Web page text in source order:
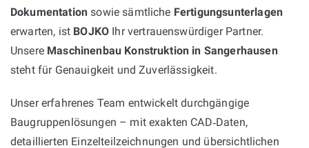
Dokumentation sowie sämtliche Fertigungsunterlagen
erwarten, ist BOJKO Ihr vertrauenswürdiger Partner.
Unsere Maschinenbau Konstruktion in Sangerhausen
steht für Genauigkeit und Zuverlässigkeit.
Unser erfahrenes Team entwickelt durchgängige
Baugruppenlösungen – mit exakten CAD‑Daten,
detaillierten Einzelteilzeichnungen und übersichtlichen